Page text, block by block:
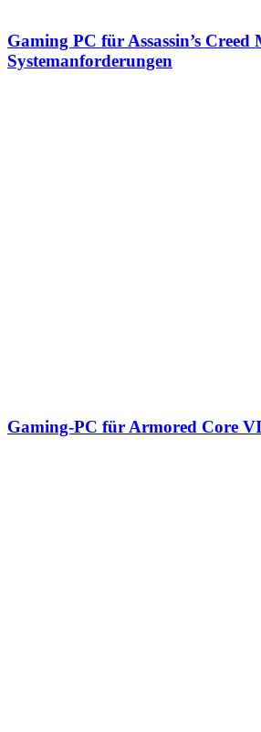
Gaming PC für Assassin’s Creed
Systemanforderungen
Gaming-PC für Armored Core